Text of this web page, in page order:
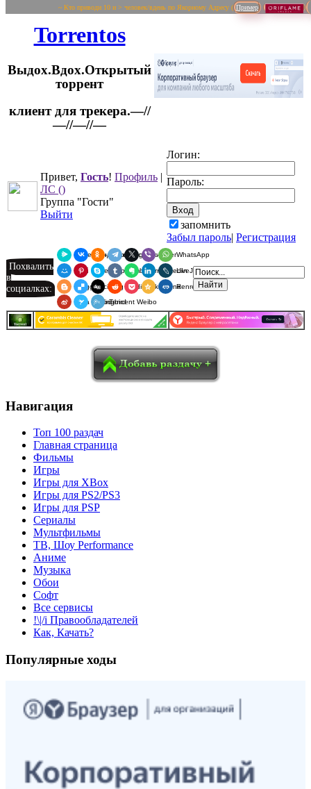
~ Кто приводи 10 и > человек/вдень по Якорному Адресу ( Пример
Torrentos
Выдох.Вдох.Открытый
торрент
Привет, Гость! Профиль |
ЛС ()
Группа "Гости"
Выйти
Логин:
Пароль:
запомнить
Забыл пароль| Регистрация
Похвалить
в
социалках:
Я.Мессенджер
ВКонтакте
Одноклассники
Telegram
X ViberWhatsApp
Мой МирPinterest
SkypeTumblrEvernoteLinkedInLiveJournal
BloggerDelicious
Digg redditPocketQzoneRenren
Sina Weibo
SurfingbirdTencent Weibo
Навигация
Топ 100 раздач
Главная страница
Фильмы
Игры
Игры для XBox
Игры для PS2/PS3
Игры для PSP
Сериалы
Мультфильмы
ТВ, Шоу Performance
Аниме
Музыка
Обои
Софт
Все сервисы
!\|/i Правообладателей
Как, Качать?
Популярные ходы